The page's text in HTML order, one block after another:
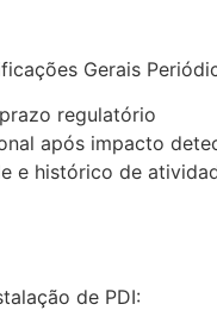
Gerais
regulatório
após impacto
e histórico de
de PDI: